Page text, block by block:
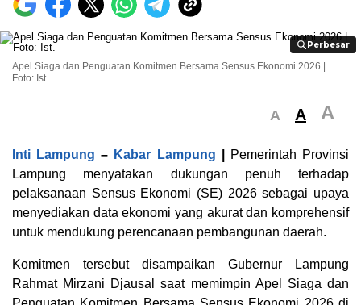
Perbesar
Perbesar
Apel Siaga dan Penguatan Komitmen Bersama Sensus Ekonomi 2026 |
Foto: Ist.
A A A
Inti Lampung – Kabar Lampung
Pemerintah Provinsi
Lampung menyatakan dukungan penuh terhadap
pelaksanaan Sensus Ekonomi (SE) 2026 sebagai upaya
menyediakan data ekonomi yang akurat dan komprehensif
untuk mendukung perencanaan pembangunan daerah.
Komitmen tersebut disampaikan Gubernur Lampung
Rahmat Mirzani Djausal saat memimpin Apel Siaga dan